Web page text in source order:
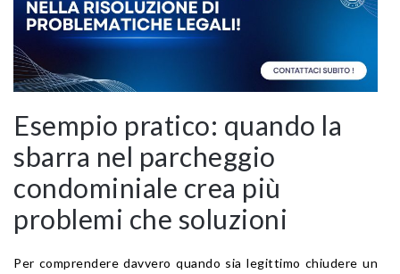
Esempio pratico: quando la
sbarra nel parcheggio
condominiale crea più
problemi che soluzioni
Per comprendere davvero quando sia legittimo chiudere un